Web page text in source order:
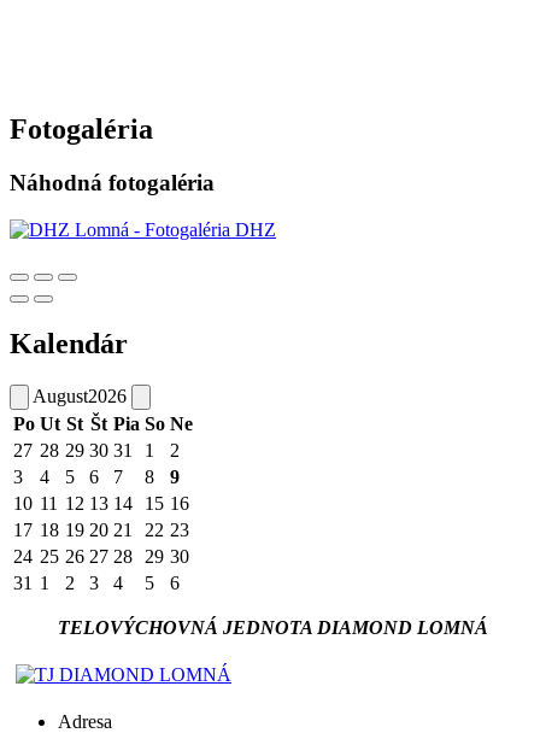
Fotogaléria
Náhodná fotogaléria
Kalendár
August2026
Po Ut St Št Pia So Ne
27 28 29 30 31 1
2
3
4 5 6 7 8
9
10 11 12 13 14 15 16
17 18 19 20 21 22 23
24 25 26 27 28 29 30
31 1 2 3 4 5 6
TELOVÝCHOVNÁ JEDNOTA DIAMOND LOMNÁ
Adresa